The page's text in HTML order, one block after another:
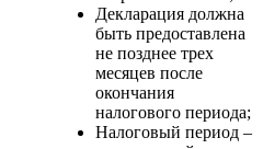
Декларация должна
быть предоставлена
не позднее трех
месяцев после
окончания
налогового периода;
Налоговый период –